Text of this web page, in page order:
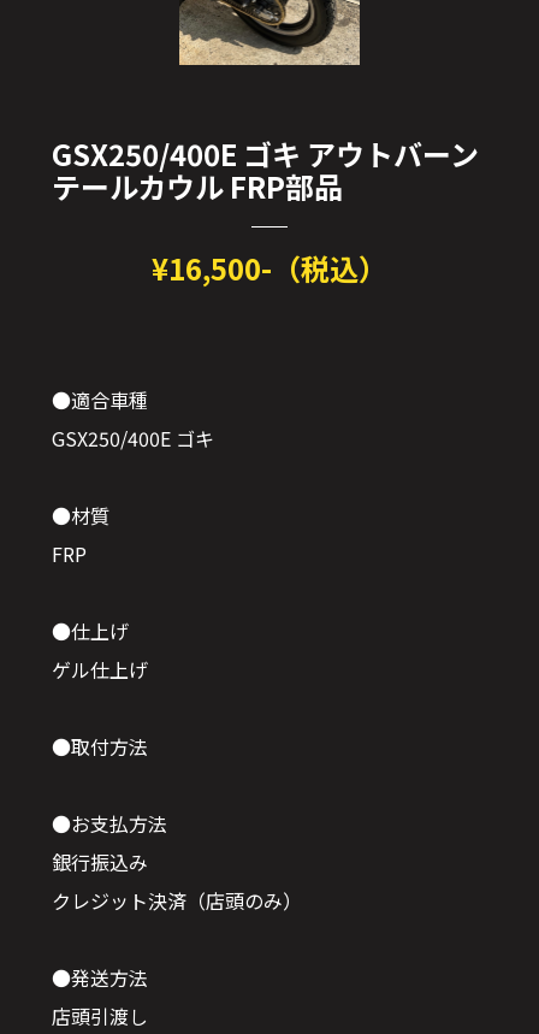
GSX250/400E ゴキ アウトバーン
テールカウル FRP部品
¥16,500-（税込）
●適合車種
GSX250/400E ゴキ
●材質
FRP
●仕上げ
ゲル仕上げ
●取付方法
●お支払方法
銀行振込み
クレジット決済（店頭のみ）
●発送方法
店頭引渡し